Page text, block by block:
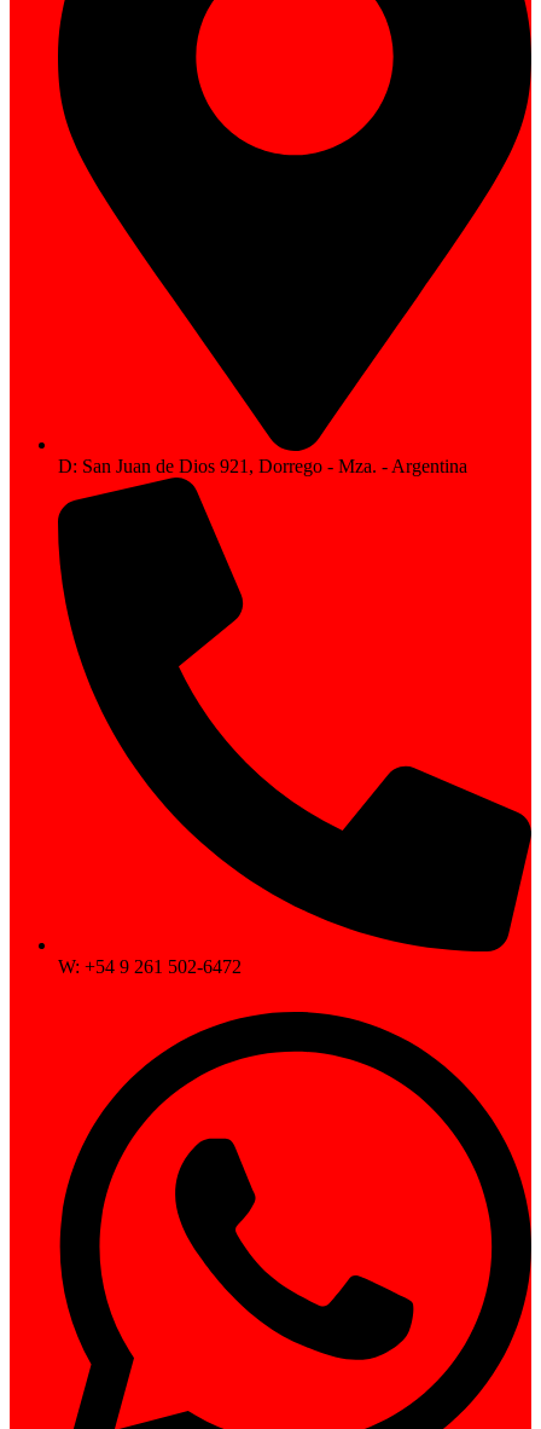
D: San Juan de Dios 921, Dorrego - Mza. - Argentina
W: +54 9 261 502-6472